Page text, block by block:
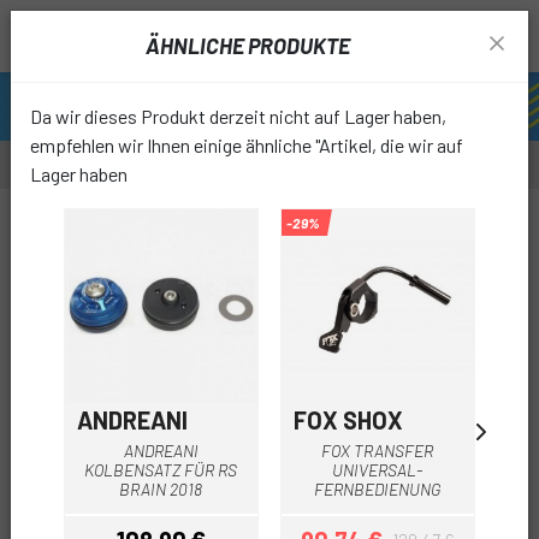
ÄHNLICHE PRODUKTE
Da wir dieses Produkt derzeit nicht auf Lager haben,
empfehlen wir Ihnen einige ähnliche "Artikel, die wir auf
Lager haben
ANDREANI
ANDREANI
KOLBENSATZ FÜR RS
BRAIN 2018
-29%
FOX SHOX
FOX TRANSFER
UNIVERSAL-
FERNBEDIENUNG